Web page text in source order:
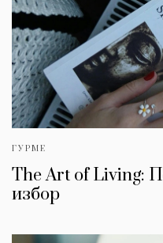
ГУРМЕ
The Art of Living:
избор